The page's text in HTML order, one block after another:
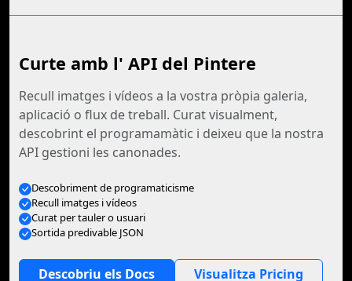
Curte amb l' API del Pintere
Recull imatges i vídeos a la vostra pròpia galeria,
aplicació o flux de treball. Curat visualment,
descobrint el programamàtic i deixeu que la nostra
API gestioni les canonades.
Descobriment de programaticisme
Recull imatges i vídeos
Curat per tauler o usuari
Sortida predivable JSON
Descobriu els Docs Visualitza Pricing